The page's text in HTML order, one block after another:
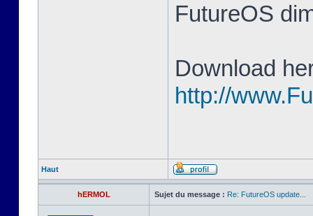
FutureOS
Download
http://
Haut
hERMOL Sujet du message : Re: FutureOS update...